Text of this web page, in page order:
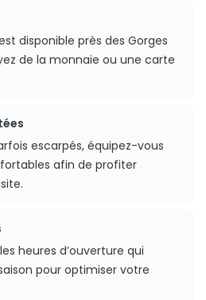
disponible près des Gorges
de la monnaie ou une carte
escarpés, équipez-vous
afin de profiter
heures d’ouverture qui
pour optimiser votre